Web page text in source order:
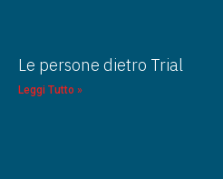
Le persone dietro Trial
Leggi Tutto »